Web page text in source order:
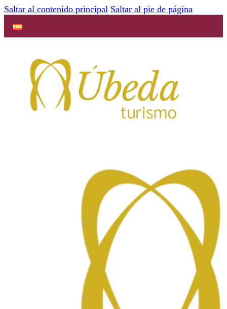
Saltar al contenido principal Saltar al pie de página